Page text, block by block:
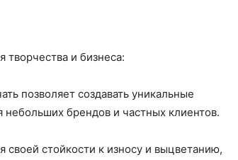
творчества и бизнеса:
позволяет создавать уникальные
небольших брендов и частных клиентов.
своей стойкости к износу и выцветанию,